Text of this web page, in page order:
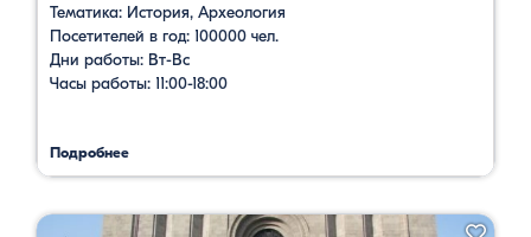
Тематика: История, Археология
Посетителей в год: 100000 чел.
Дни работы: Вт-Вс
Часы работы: 11:00-18:00
Подробнее